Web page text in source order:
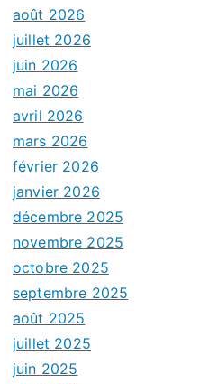
août 2026
juillet 2026
juin 2026
mai 2026
avril 2026
mars 2026
février 2026
janvier 2026
décembre 2025
novembre 2025
octobre 2025
septembre 2025
août 2025
juillet 2025
juin 2025